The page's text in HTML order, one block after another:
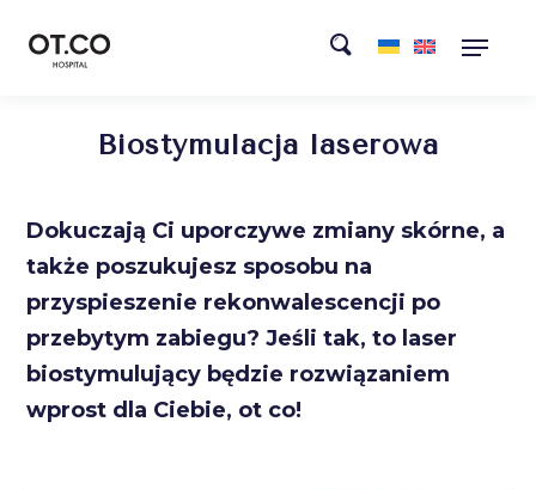
Biostymulacja laserowa
Dokuczają Ci uporczywe zmiany skórne, a
także poszukujesz sposobu na
przyspieszenie rekonwalescencji po
przebytym zabiegu? Jeśli tak, to laser
biostymulujący będzie rozwiązaniem
wprost dla Ciebie, ot co!